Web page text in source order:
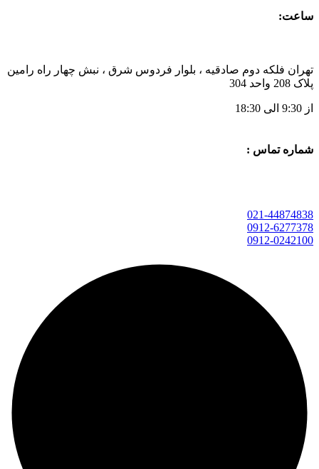
ساعت:
تهران فلکه دوم صادقیه ، بلوار فردوس شرق ، نبش چهار راه رامین
پلاک 208 واحد 304
از 9:30 الی 18:30
شماره تماس :
021-44874838
0912-6277378
0912-0242100